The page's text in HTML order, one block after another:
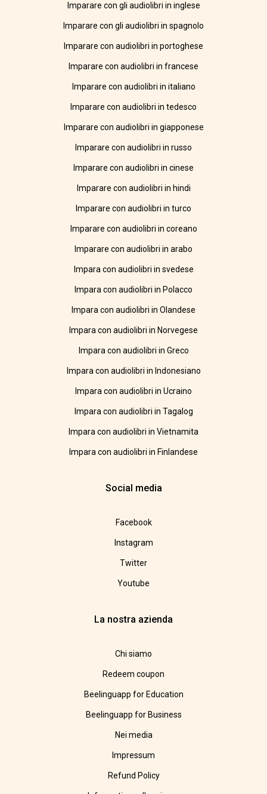
Imparare con gli audiolibri in inglese
Imparare con gli audiolibri in spagnolo
Imparare con audiolibri in portoghese
Imparare con audiolibri in francese
Imparare con audiolibri in italiano
Imparare con audiolibri in tedesco
Imparare con audiolibri in giapponese
Imparare con audiolibri in russo
Imparare con audiolibri in cinese
Imparare con audiolibri in hindi
Imparare con audiolibri in turco
Imparare con audiolibri in coreano
Imparare con audiolibri in arabo
Impara con audiolibri in svedese
Impara con audiolibri in Polacco
Impara con audiolibri in Olandese
Impara con audiolibri in Norvegese
Impara con audiolibri in Greco
Impara con audiolibri in Indonesiano
Impara con audiolibri in Ucraino
Impara con audiolibri in Tagalog
Impara con audiolibri in Vietnamita
Impara con audiolibri in Finlandese
Social media
Facebook
Instagram
Twitter
Youtube
La nostra azienda
Chi siamo
Redeem coupon
Beelinguapp for Education
Beelinguapp for Business
Nei media
Impressum
Refund Policy